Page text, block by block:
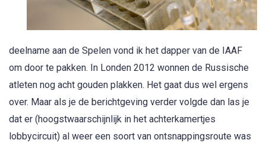
deelname aan de Spelen vond ik het dapper van de IAAF
om door te pakken. In Londen 2012 wonnen de Russische
atleten nog acht gouden plakken. Het gaat dus wel ergens
over. Maar als je de berichtgeving verder volgde dan las je
dat er (hoogstwaarschijnlijk in het achterkamertjes
lobbycircuit) al weer een soort van ontsnappingsroute was